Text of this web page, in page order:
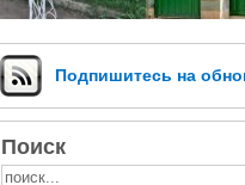
Подпишитесь на
Поиск